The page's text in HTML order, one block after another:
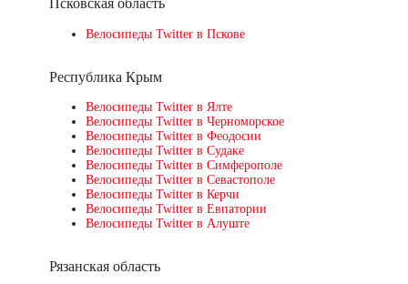
Велосипеды Twitter в Пскове
Республика Крым
Велосипеды Twitter в Ялте
Велосипеды Twitter в Черноморское
Велосипеды Twitter в Феодосии
Велосипеды Twitter в Судаке
Велосипеды Twitter в Симферополе
Велосипеды Twitter в Севастополе
Велосипеды Twitter в Керчи
Велосипеды Twitter в Евпатории
Велосипеды Twitter в Алуште
Рязанская область